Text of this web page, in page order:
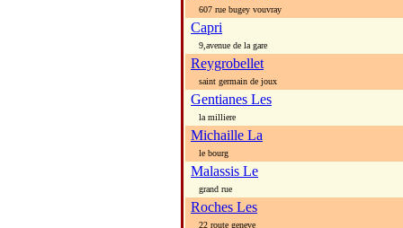
607 rue bugey vouvray
Capri
9,avenue de la gare
Reygrobellet
saint germain de joux
Gentianes Les
la milliere
Michaille La
le bourg
Malassis Le
grand rue
Roches Les
22 route geneve